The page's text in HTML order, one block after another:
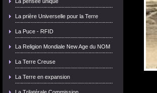
La prière Universelle pour la Terre
La Puce - RFID
La Religion Mondiale New Age du NOM
La Terre Creuse
La Terre en expansion